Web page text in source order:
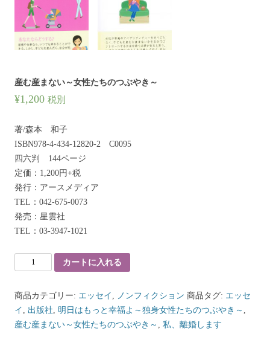
産む産まない～女性たちのつぶやき～
¥1,200 税別
著/森本 和子
ISBN978-4-434-12820-2 C0095
四六判 144ページ
定価：1,200円+税
発行：アースメディア
TEL：042-675-0073
発売：星雲社
TEL：03-3947-1021
カートに入れる
商品カテゴリー: エッセイ , ノンフィクション 商品タグ: エッセ
イ , 出版社, 明日はもっと幸福よ～独身女性たちのつぶやき～ ,
産む産まない～女性たちのつぶやき～ , 私、離婚します